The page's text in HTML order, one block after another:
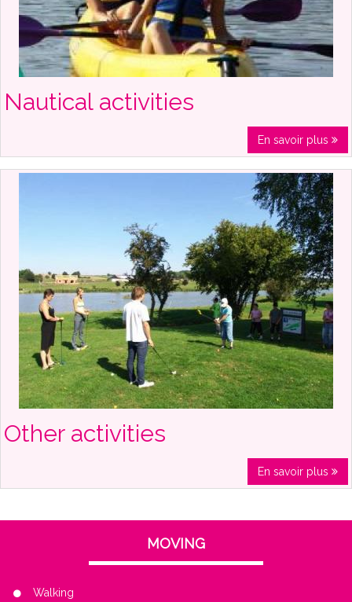
Nautical activities
En savoir plus
Other activities
En savoir plus
MOVING
Walking